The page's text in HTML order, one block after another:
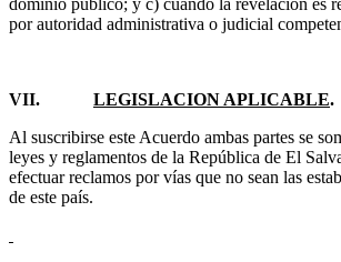
por autoridad administrativa o judicial
VII. LEGISLACION APLICABLE.
Al suscribirse este Acuerdo ambas partes se
leyes y reglamentos de la República de El
efectuar reclamos por vías que no sean las
de este país.